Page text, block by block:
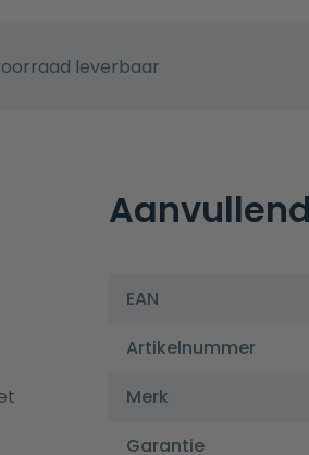
leverbaar
EAN
Artikelnummer
Merk
Garantie